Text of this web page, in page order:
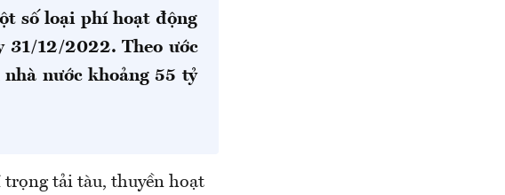
số loại phí hoạt động
31/12/2022. Theo ước
nước khoảng 55 tỷ
tải tàu, thuyền hoạt